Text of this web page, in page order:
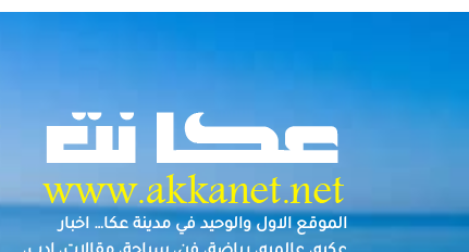
الموقع الاول والوحيد في مدينة عكا… اخبار